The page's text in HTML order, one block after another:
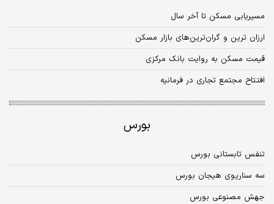
مسیریابی مسکن تا آخر سال
ارزان ترین و گران‌ترین‌های بازار مسکن
قیمت مسکن به روایت بانک مرکزی
افتتاح مجتمع تجاری در فرمانیه
بورس
تنفس تابستانی بورس
سه سناریوی هیجان بورس
جهش مصنوعی بورس